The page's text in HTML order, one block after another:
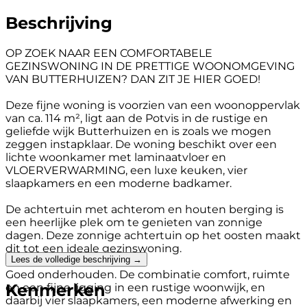
Beschrijving
OP ZOEK NAAR EEN COMFORTABELE
GEZINSWONING IN DE PRETTIGE WOONOMGEVING
VAN BUTTERHUIZEN? DAN ZIT JE HIER GOED!
Deze fijne woning is voorzien van een woonoppervlak
van ca. 114 m², ligt aan de Potvis in de rustige en
geliefde wijk Butterhuizen en is zoals we mogen
zeggen instapklaar. De woning beschikt over een
lichte woonkamer met laminaatvloer en
VLOERVERWARMING, een luxe keuken, vier
slaapkamers en een moderne badkamer.
De achtertuin met achterom en houten berging is
een heerlijke plek om te genieten van zonnige
dagen. Deze zonnige achtertuin op het oosten maakt
dit tot een ideale gezinswoning.
Goed onderhouden. De combinatie comfort, ruimte
en een fijne ligging in een rustige woonwijk, en
daarbij vier slaapkamers, een moderne afwerking en
Lees de volledige beschrijving →
Kenmerken